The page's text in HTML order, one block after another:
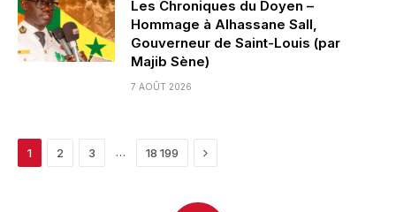
Les Chroniques du Doyen –
Hommage à Alhassane Sall,
Gouverneur de Saint-Louis (par
Majib Sène)
7 AOÛT 2026
1 2 3 … 18 199 Next